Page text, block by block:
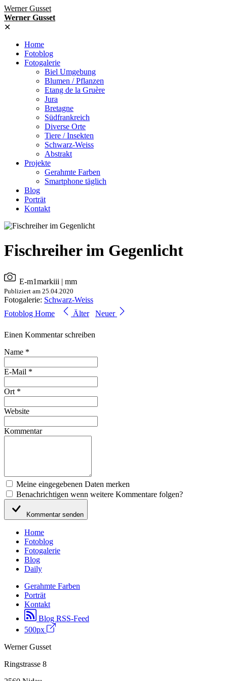
Werner Gusset
Werner Gusset
✕
Home
Fotoblog
Fotogalerie
Biel Umgebung
Blumen / Pflanzen
Etang de la Gruère
Jura
Bretagne
Südfrankreich
Diverse Orte
Tiere / Insekten
Schwarz-Weiss
Abstrakt
Projekte
Gerahmte Farben
Smartphone täglich
Blog
Porträt
Kontakt
Fischreiher im Gegenlicht
E-m1markiii | mm
Publiziert am 25.04.2020
Fotogalerie: Schwarz-Weiss
Fotoblog Home
Älter Neuer
Einen Kommentar schreiben
Name *
E-Mail *
Ort *
Website
Kommentar
Meine eingegebenen Daten merken
Benachrichtigen wenn weitere Kommentare folgen?
Kommentar senden
Home
Fotoblog
Fotogalerie
Blog
Daily
Gerahmte Farben
Porträt
Kontakt
Blog RSS-Feed
500px
Werner Gusset
Ringstrasse 8